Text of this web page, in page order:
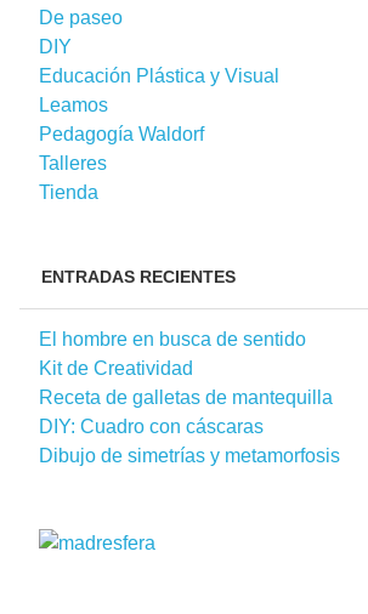
De paseo
DIY
Educación Plástica y Visual
Leamos
Pedagogía Waldorf
Talleres
Tienda
ENTRADAS RECIENTES
El hombre en busca de sentido
Kit de Creatividad
Receta de galletas de mantequilla
DIY: Cuadro con cáscaras
Dibujo de simetrías y metamorfosis